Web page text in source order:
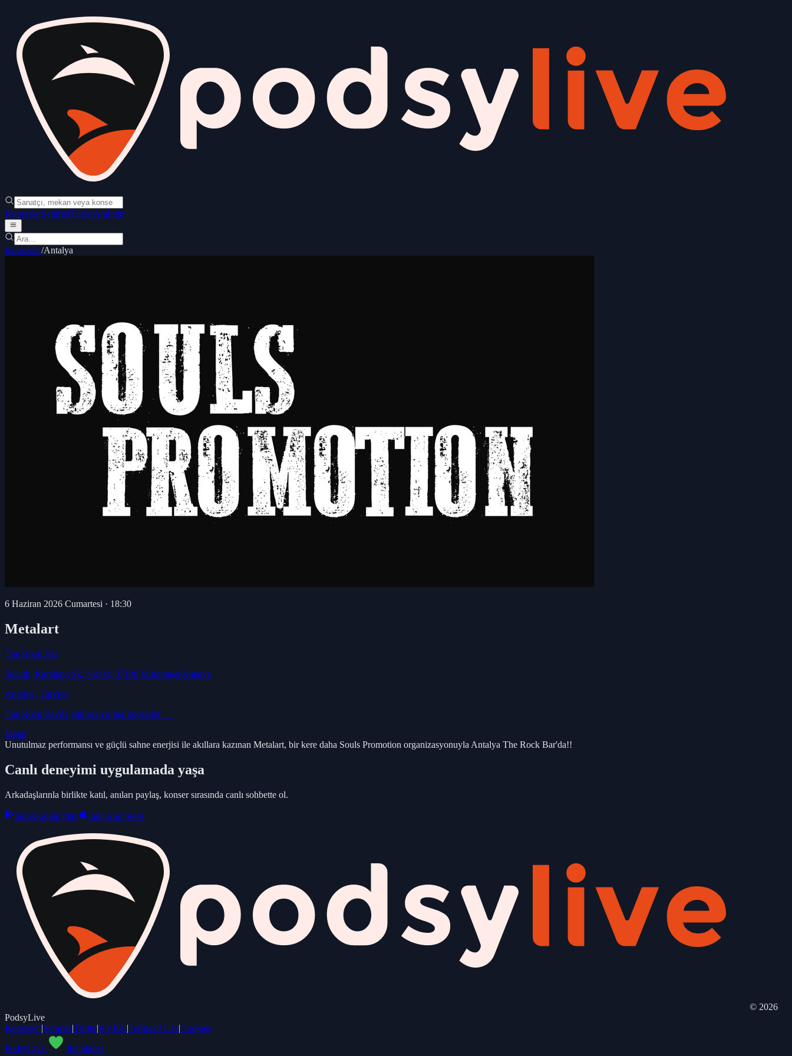
KonserlerŞehirlerTürlerAraİndir
Konserler/Antalya
6 Haziran 2026 Cumartesi · 18:30
Metalart
The Rock Bar
Selçuk, Karadayı Sk. No:04, 07100 Muratpaşa/Antalya
Antalya, Türkiye
The Rock Bar'da yaklaşan diğer konserler →
Metal
Unutulmaz performansı ve güçlü sahne enerjisi ile akıllara kazınan Metalart, bir kere daha Souls Promotion organizasyonuyla Antalya The Rock Bar'da!!
Canlı deneyimi uygulamada yaşa
Arkadaşlarınla birlikte katıl, anıları paylaş, konser sırasında canlı sohbette ol.
IndirGoogle Play IndirApp Store
© 2026
PodsyLive
Konserler|Şehirler|Türler|KVKK|Terms of Use|Cookies
PodsyLive
the planet